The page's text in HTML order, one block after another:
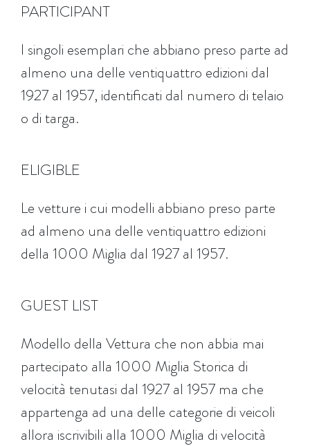
PARTICIPANT
I singoli esemplari che abbiano preso parte ad
almeno una delle ventiquattro edizioni dal
1927 al 1957, identificati dal numero di telaio
o di targa.
ELIGIBLE
Le vetture i cui modelli abbiano preso parte
ad almeno una delle ventiquattro edizioni
della 1000 Miglia dal 1927 al 1957.
GUEST LIST
Modello della Vettura che non abbia mai
partecipato alla 1000 Miglia Storica di
velocità tenutasi dal 1927 al 1957 ma che
appartenga ad una delle categorie di veicoli
allora iscrivibili alla 1000 Miglia di velocità